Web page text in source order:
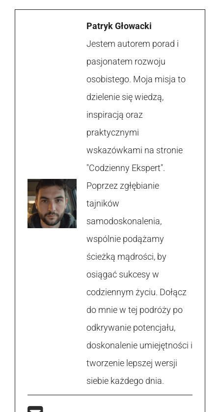
Patryk Głowacki
Jestem autorem porad i
pasjonatem rozwoju
osobistego. Moja misja to
dzielenie się wiedzą,
inspiracją oraz
praktycznymi
wskazówkami na stronie
"Codzienny Ekspert".
Poprzez zgłębianie
tajników
samodoskonalenia,
wspólnie podążamy
ścieżką mądrości, by
osiągać sukcesy w
codziennym życiu. Dołącz
do mnie w tej podróży po
odkrywanie potencjału,
doskonalenie umiejętności i
tworzenie lepszej wersji
siebie każdego dnia.